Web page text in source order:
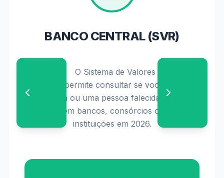
PIS/PASEP 2026
                    Confira o calendário oficial de
pagamentos e os requisitos atualizados para
solicitar o seu abono salarial diretamente no
seu banco ou aplicativo.